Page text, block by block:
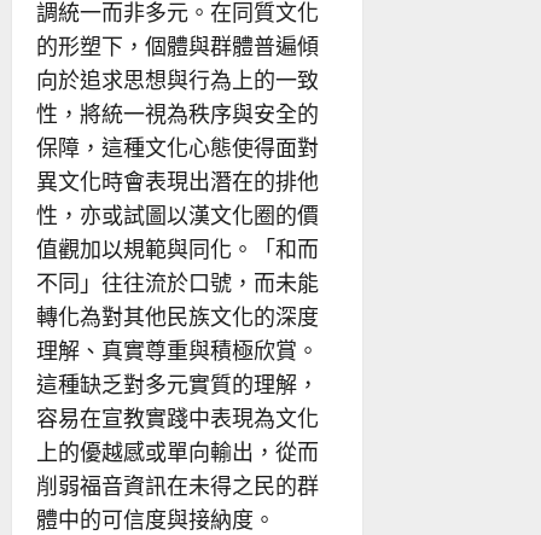
調統一而非多元。在同質文化
的形塑下，個體與群體普遍傾
向於追求思想與行為上的一致
性，將統一視為秩序與安全的
保障，這種文化心態使得面對
異文化時會表現出潛在的排他
性，亦或試圖以漢文化圈的價
值觀加以規範與同化。「和而
不同」往往流於口號，而未能
轉化為對其他民族文化的深度
理解、真實尊重與積極欣賞。
這種缺乏對多元實質的理解，
容易在宣教實踐中表現為文化
上的優越感或單向輸出，從而
削弱福音資訊在未得之民的群
體中的可信度與接納度。